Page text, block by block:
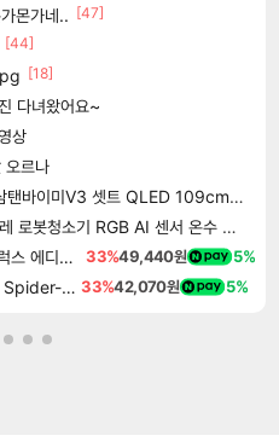
몬가네.. [47]
[44]
[18]
다녀왔어요~
상
오르나
인치) UHD 4K 스마트 이동식 TV 유압식 높이조절 중소바이미 자가설치
청소기 RGB AI 센서 온수 자동세척
마블 스파이더맨 2 디지털 디럭스 에디션 Marvel's Spider-Man 2 Digital Deluxe Edition 33%49,440원 5%
마블 스파이더맨 2 Marvel's Spider-Man 2 33%42,070원 5%